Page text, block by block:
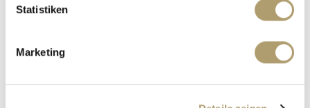
Statistiken
Marketing
Vermietet! Freistehendes Ladengeschäft in
Bürofläche
60 m²